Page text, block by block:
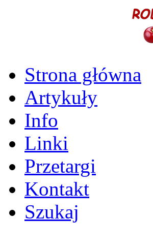
Strona główna
Artykuły
Info
Linki
Przetargi
Kontakt
Szukaj